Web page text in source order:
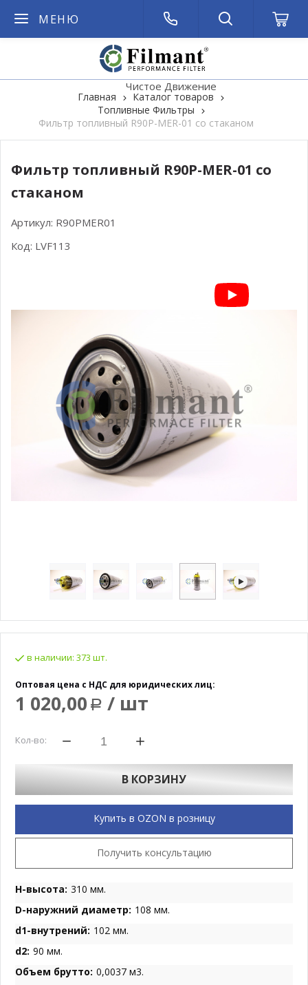
МЕНЮ
Чистое Движение
Главная
Каталог товаров
Топливные Фильтры
Фильтр топливный R90P-MER-01 cо стаканом
Фильтр топливный R90P-MER-01 cо
стаканом
Артикул: R90PMER01
Код: LVF113
в наличии: 373 шт.
Оптовая цена с НДС для юридических лиц:
1 020,00 Р / шт
Кол-во:
В КОРЗИНУ
Купить в OZON в розницу
Получить консультацию
H-высота: 310 мм.
D-наружний диаметр: 108 мм.
d1-внутрений: 102 мм.
d2: 90 мм.
Объем брутто: 0,0037 м3.